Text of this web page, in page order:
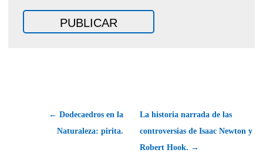
← Dodecaedros en la
Naturaleza: pirita.
La historia narrada de las
controversias de Isaac Newton y
Robert Hook. →